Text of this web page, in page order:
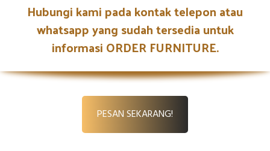
Hubungi kami pada kontak telepon atau
whatsapp yang sudah tersedia untuk
informasi ORDER FURNITURE.
PESAN SEKARANG!